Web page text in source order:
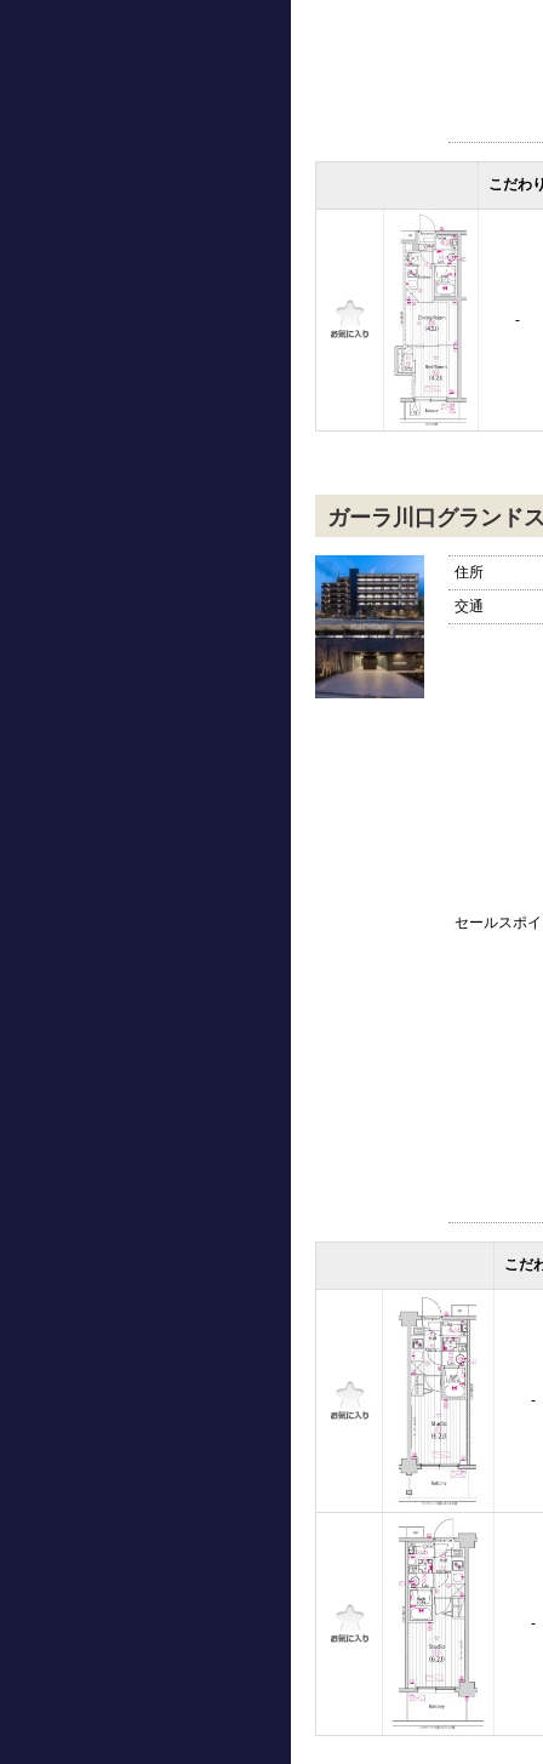
こだわ
-
ガーラ川口グランド
住所
交通
セールスポ
こだ
-
-